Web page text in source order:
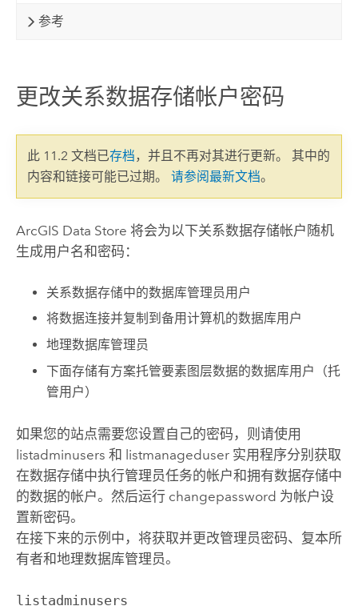
参考
更改关系数据存储帐户密码
此 11.2 文档已存档，并且不再对其进行更新。 其中的
内容和链接可能已过期。 请参阅最新文档。
ArcGIS Data Store 将会为以下关系数据存储帐户随机
生成用户名和密码：
关系数据存储中的数据库管理员用户
将数据连接并复制到备用计算机的数据库用户
地理数据库管理员
下面存储有方案托管要素图层数据的数据库用户（托
管用户）
如果您的站点需要您设置自己的密码，则请使用
listadminusers 和 listmanageduser 实用程序分别获取
在数据存储中执行管理员任务的帐户和拥有数据存储中
的数据的帐户。然后运行 changepassword 为帐户设
置新密码。
在接下来的示例中，将获取并更改管理员密码、复本所
有者和地理数据库管理员。
listadminusers